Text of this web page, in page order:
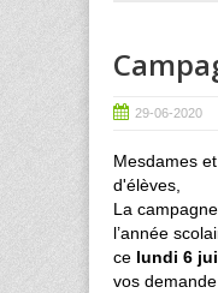
29-06-2020
Mesdames
d'élèves,
La campagne
l’année
ce lundi 6
vos